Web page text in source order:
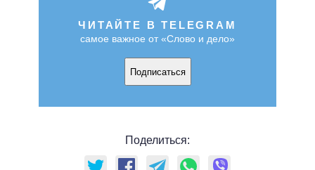
ЧИТАЙТЕ В TELEGRAM
самое важное от «Слово и дело»
Подписаться
Поделиться: